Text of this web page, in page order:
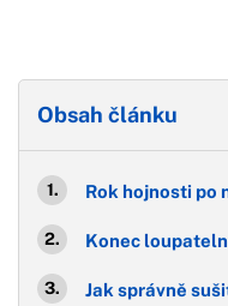
Obsah článku
Rok hojnosti po
Konec
Jak správně